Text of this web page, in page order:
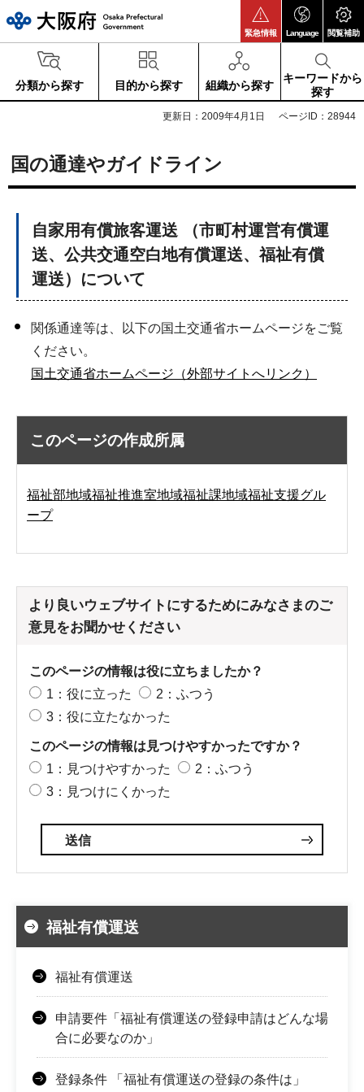
緊急情報 Language 閲覧補助
分類から探す 目的から探す 組織から探す
キーワードから
探す
更新日：2009年4月1日 ページID：28944
国の通達やガイドライン
自家用有償旅客運送 （市町村運営有償運
送、公共交通空白地有償運送、福祉有償
運送）について
関係通達等は、以下の国土交通省ホームページをご覧
ください。
国土交通省ホームページ（外部サイトへリンク）
このページの作成所属
福祉部地域福祉推進室地域福祉課地域福祉支援グル
ープ
より良いウェブサイトにするためにみなさまのご
意見をお聞かせください
このページの情報は役に立ちましたか？
1：役に立った
2：ふつう
3：役に立たなかった
このページの情報は見つけやすかったですか？
1：見つけやすかった
2：ふつう
3：見つけにくかった
福祉有償運送
福祉有償運送
申請要件「福祉有償運送の登録申請はどんな場
合に必要なのか」
登録条件 「福祉有償運送の登録の条件は」